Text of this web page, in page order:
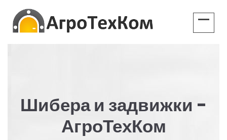
Шибера и задвижки -
АгроТехКом